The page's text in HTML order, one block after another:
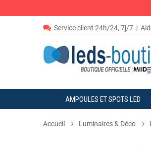
Service client 24h/24, 7j/7 |
AMPOULES ET SPOTS LED
Accueil Luminaires & Déco